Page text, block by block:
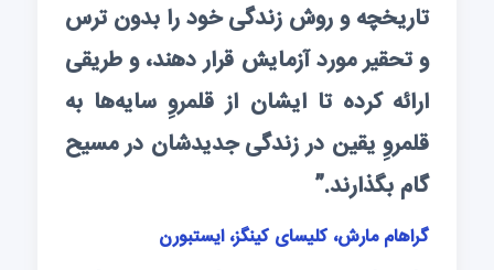
تاریخچه و روش زندگی خود را بدون ترس
و تحقیر مورد آزمایش قرار دهند، و طریقی
ارائه کرده تا ایشان از قلمروِ سایه‌ها به
قلمروِ یقین در زندگی جدیدشان در مسیح
گام بگذارند.”
گراهام مارش، کلیسای کینگز، ایستبورن